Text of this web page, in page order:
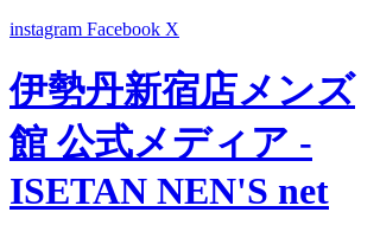
instagram Facebook X
伊勢丹新宿店メンズ
館 公式メディア -
ISETAN NEN'S net